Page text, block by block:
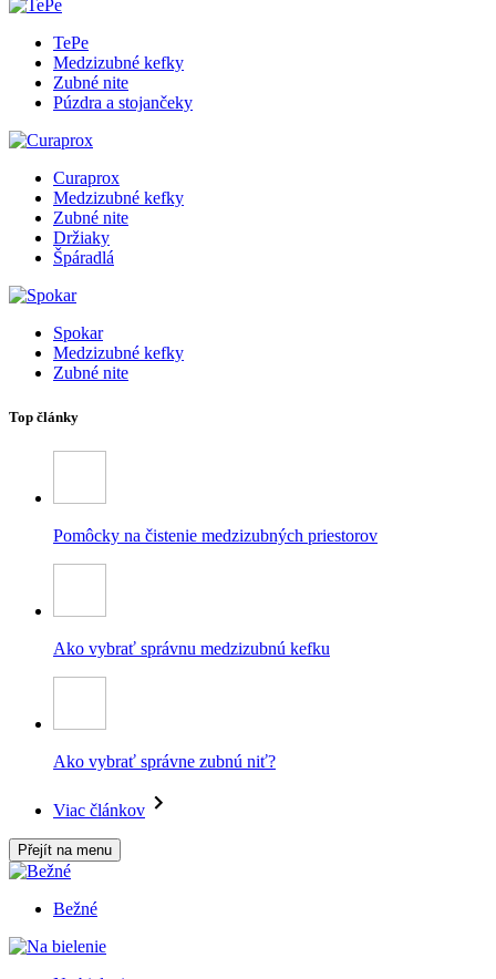
TePe
Medzizubné kefky
Zubné nite
Púzdra a stojančeky
Curaprox
Medzizubné kefky
Zubné nite
Držiaky
Špáradlá
Spokar
Medzizubné kefky
Zubné nite
Top články
Pomôcky na čistenie medzizubných priestorov
Ako vybrať správnu medzizubnú kefku
Ako vybrať správne zubnú niť?
Viac článkov
Přejít na menu
Bežné